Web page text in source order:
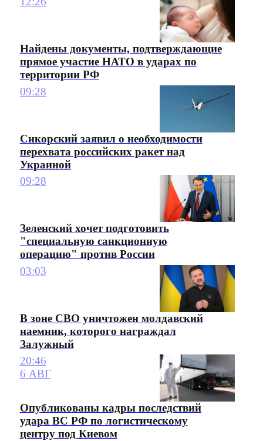
Найдены документы, подтверждающие
прямое участие НАТО в ударах по
территории РФ
09:28
Сикорский заявил о необходимости
перехвата российских ракет над
Украиной
09:28
Зеленский хочет подготовить
"специальную санкционную
операцию" против России
03:03
В зоне СВО уничтожен молдавский
наемник, которого награждал
Залужный
20:46
6 АВГ
Опубликованы кадры последствий
удара ВС РФ по логистическому
центру под Киевом